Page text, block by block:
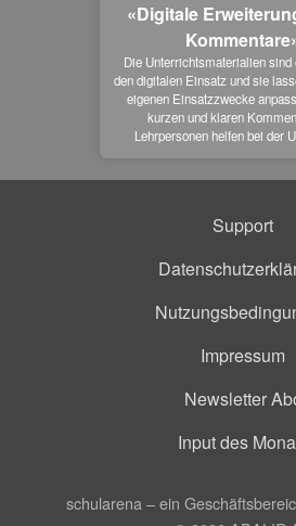
«Digitale
Die Unterrichtsmaterialien sind
den digitalen Einsatz und sie
eigenen Einsatzzwecke
kurzen und klaren
Lehrpersonen helfen bei der
Support
Impressum
Newsletter
Input des
schularena – ein